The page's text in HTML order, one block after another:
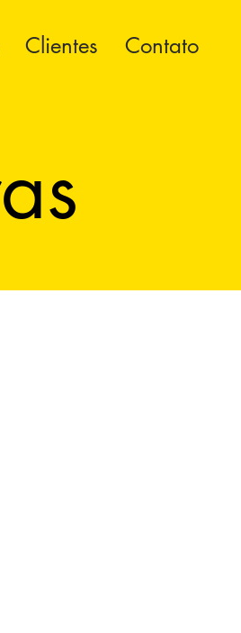
Clientes Contato